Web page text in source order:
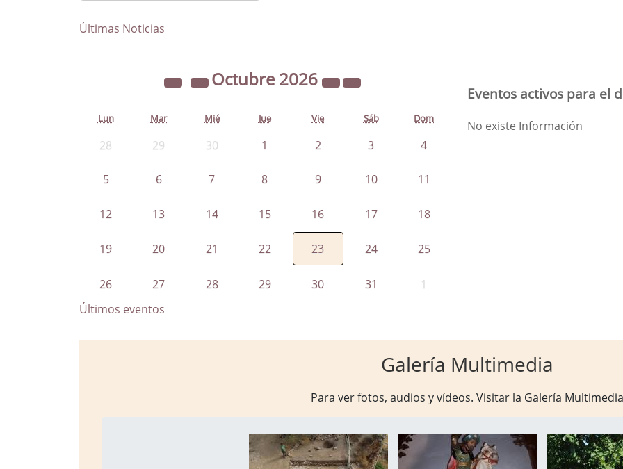
Últimas Noticias
Octubre2026
Lun Mar Mié Jue Vie Sáb Dom
28 29 30 1 2 3 4
5 6 7 8 9 10 11
12 13 14 15 16 17 18
19 20 21 22 23 24 25
26 27 28 29 30 31 1
Eventos activos para el
No existe Información
Últimos eventos
Galería Multimedia
Para ver fotos, audios y vídeos. Visitar la Galería Multimedia